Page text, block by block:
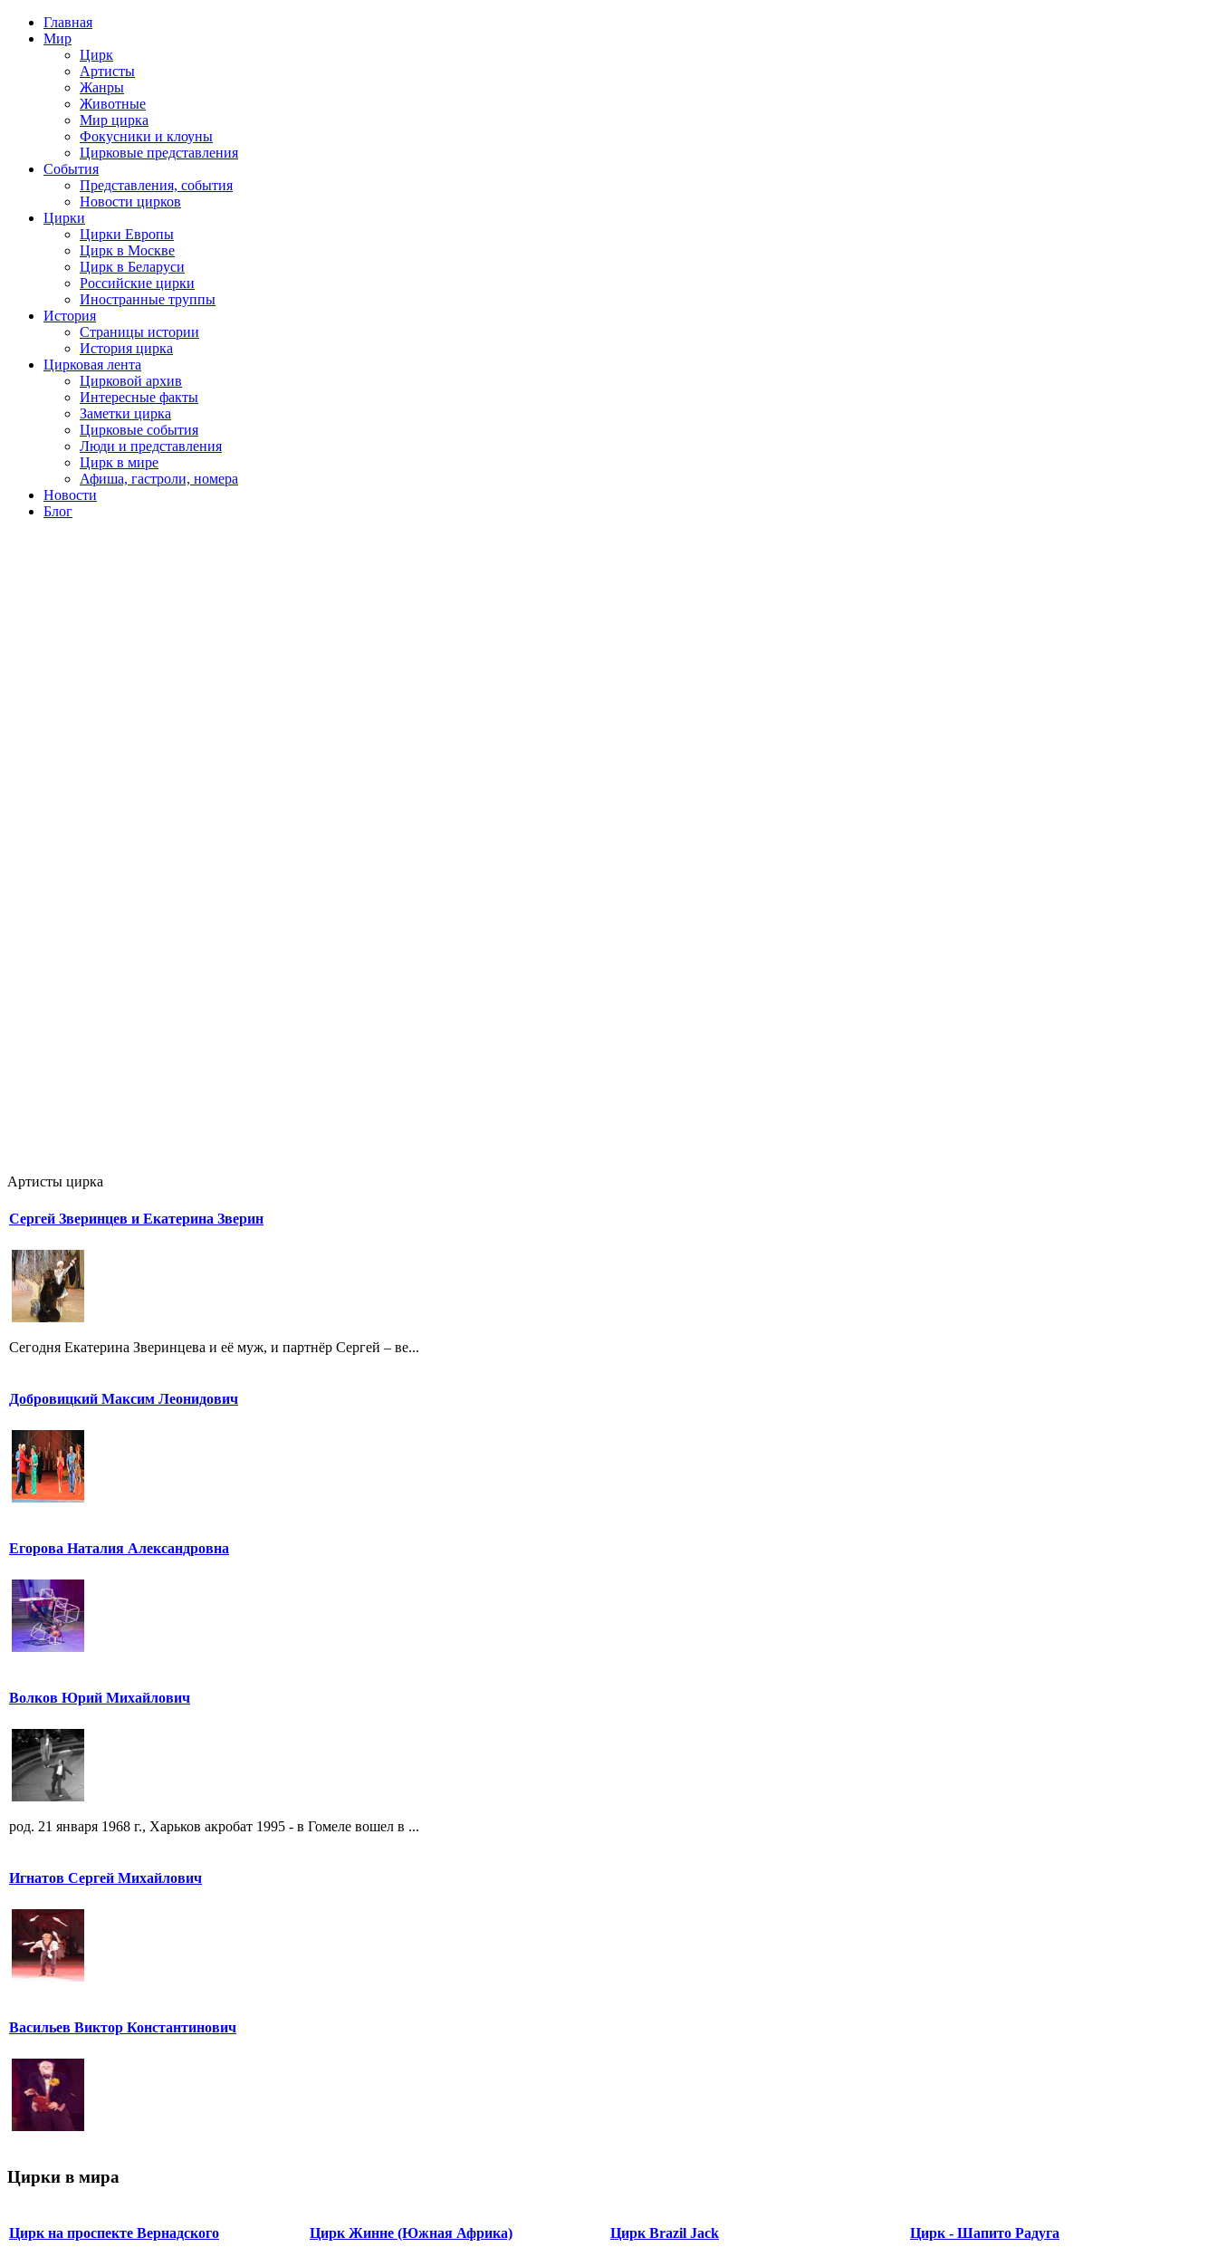
Главная
Мир
Цирк
Артисты
Жанры
Животные
Мир цирка
Фокусники и клоуны
Цирковые представления
События
Представления, события
Новости цирков
Цирки
Цирки Европы
Цирк в Москве
Цирк в Беларуси
Российские цирки
Иностранные труппы
История
Страницы истории
История цирка
Цирковая лента
Цирковой архив
Интересные факты
Заметки цирка
Цирковые события
Люди и представления
Цирк в мире
Афиша, гастроли, номера
Новости
Блог
Артисты цирка
Сергей Зверинцев и Екатерина Зверин
Сегодня Екатерина Зверинцева и её муж, и партнёр Сергей – ве...
Добровицкий Максим Леонидович
Егорова Наталия Александровна
Волков Юрий Михайлович
род. 21 января 1968 г., Харьков акробат 1995 - в Гомеле вошел в ...
Игнатов Сергей Михайлович
Васильев Виктор Константинович
Цирки в мира
Цирк на проспекте Вернадского Цирк Жинне (Южная Африка) Цирк Brazil Jack Цирк - Шапито Радуга